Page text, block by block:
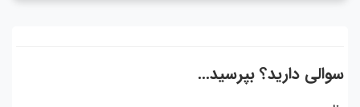
سوالی دارید؟ بپرسید...